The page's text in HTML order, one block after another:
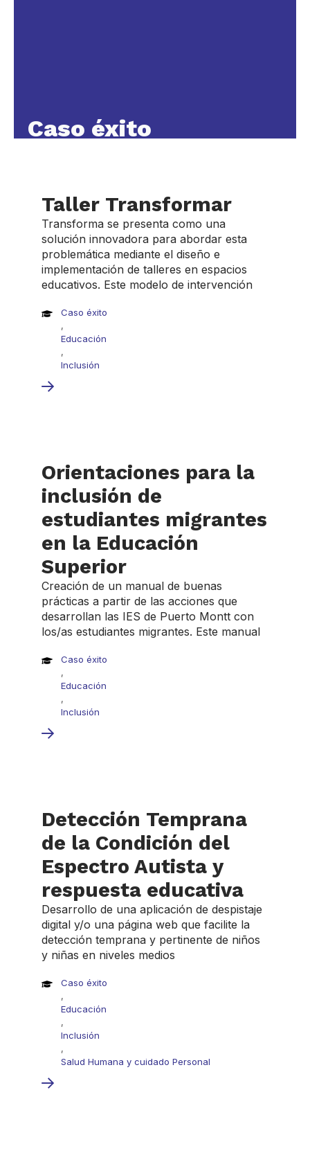
Caso éxito
Taller Transformar
Transforma se presenta como una
solución innovadora para abordar esta
problemática mediante el diseño e
implementación de talleres en espacios
educativos. Este modelo de intervención
Caso éxito
,
Educación
,
Inclusión
Orientaciones para la
inclusión de
estudiantes migrantes
en la Educación
Superior
Creación de un manual de buenas
prácticas a partir de las acciones que
desarrollan las IES de Puerto Montt con
los/as estudiantes migrantes. Este manual
Caso éxito
,
Educación
,
Inclusión
Detección Temprana
de la Condición del
Espectro Autista y
respuesta educativa
Desarrollo de una aplicación de despistaje
digital y/o una página web que facilite la
detección temprana y pertinente de niños
y niñas en niveles medios
Caso éxito
,
Educación
,
Inclusión
,
Salud Humana y cuidado Personal